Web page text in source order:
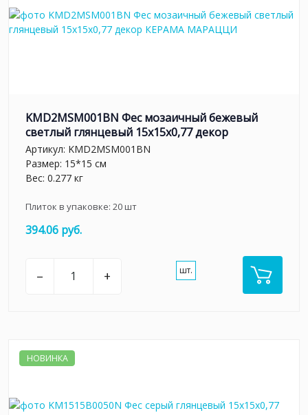
KMD2MSM001BN Фес мозаичный бежевый
светлый глянцевый 15x15x0,77 декор
Артикул: KMD2MSM001BN
Размер: 15*15 см
Вес: 0.277 кг
Плиток в упаковке: 20шт
394.06 руб.
– + шт.
НОВИНКА